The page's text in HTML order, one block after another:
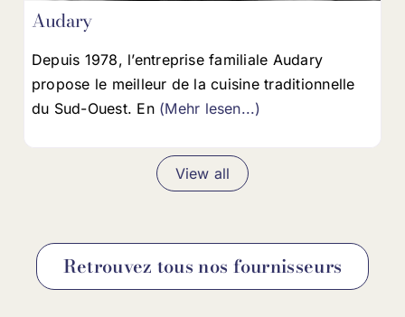
Audary
Depuis 1978, l’entreprise familiale Audary
propose le meilleur de la cuisine traditionnelle
du Sud-Ouest. En (Mehr lesen...)
View all
Retrouvez tous nos fournisseurs